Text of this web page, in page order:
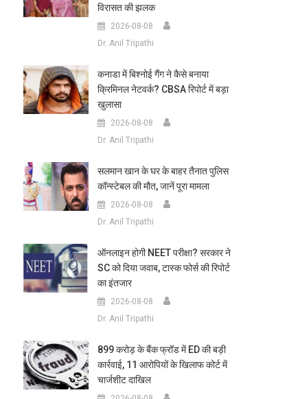
विरासत की झलक
2026-08-08
Dr. Anil Tripathi
कनाडा में बिश्नोई गैंग ने कैसे बनाया
क्रिमिनल नेटवर्क? CBSA रिपोर्ट में बड़ा
खुलासा
2026-08-08
Dr. Anil Tripathi
सलमान खान के घर के बाहर तैनात पुलिस
कॉन्स्टेबल की मौत, जानें पूरा मामला
2026-08-08
Dr. Anil Tripathi
ऑनलाइन होगी NEET परीक्षा? सरकार ने
SC को दिया जवाब, टास्क फोर्स की रिपोर्ट
का इंतजार
2026-08-08
Dr. Anil Tripathi
899 करोड़ के बैंक फ्रॉड में ED की बड़ी
कार्रवाई, 11 आरोपियों के खिलाफ कोर्ट में
चार्जशीट दाखिल